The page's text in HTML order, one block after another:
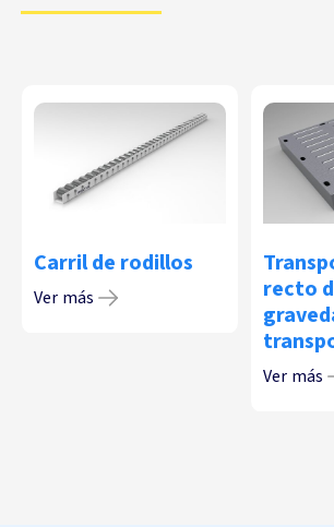
Carril de rodillos
Ver más
recto
Ver más